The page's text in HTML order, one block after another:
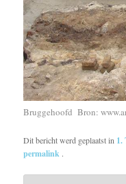
Bruggehoofd Bron:
Dit bericht werd geplaatst in 1.
permalink .